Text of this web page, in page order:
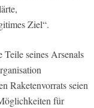
Ziel“.
seines Arsenals
Raketenvorrats seien
für